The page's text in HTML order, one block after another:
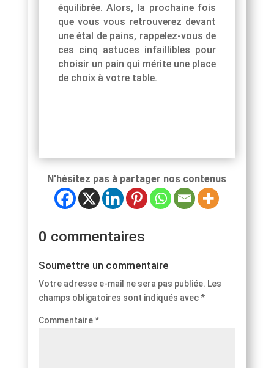
équilibrée. Alors, la prochaine fois
que vous vous retrouverez devant
une étal de pains, rappelez-vous de
ces cinq astuces infaillibles pour
choisir un pain qui mérite une place
de choix à votre table.
N'hésitez pas à partager nos contenus
0 commentaires
Soumettre un commentaire
Votre adresse e-mail ne sera pas publiée. Les
champs obligatoires sont indiqués avec*
Commentaire*